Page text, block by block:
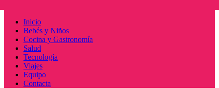
Menú
principal
Inicio
Bebés y Niños
Cocina y Gastronomía
Salud
Tecnología
Viajes
Equipo
Contacta